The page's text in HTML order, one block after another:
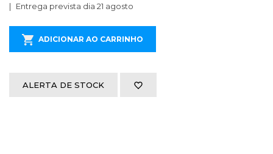
Entrega prevista dia 21 agosto
ADICIONAR AO CARRINHO
ALERTA DE STOCK